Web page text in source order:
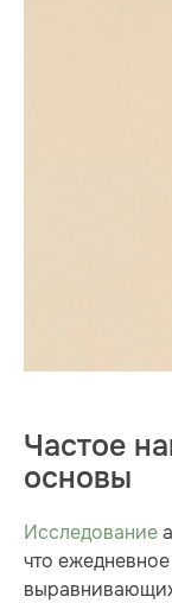
Частое
основы
Исследование
что